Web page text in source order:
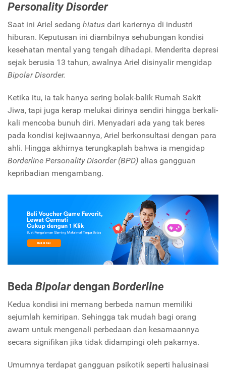
Personality Disorder
Saat ini Ariel sedang hiatus dari kariernya di industri
hiburan. Keputusan ini diambilnya sehubungan kondisi
kesehatan mental yang tengah dihadapi. Menderita depresi
sejak berusia 13 tahun, awalnya Ariel disinyalir mengidap
Bipolar Disorder.
Ketika itu, ia tak hanya sering bolak-balik Rumah Sakit
Jiwa, tapi juga kerap melukai dirinya sendiri hingga berkali-
kali mencoba bunuh diri. Menyadari ada yang tak beres
pada kondisi kejiwaannya, Ariel berkonsultasi dengan para
ahli. Hingga akhirnya terungkaplah bahwa ia mengidap
Borderline Personality Disorder (BPD) alias gangguan
kepribadian mengambang.
Beda BipolardenganBorderline
Kedua kondisi ini memang berbeda namun memiliki
sejumlah kemiripan. Sehingga tak mudah bagi orang
awam untuk mengenali perbedaan dan kesamaannya
secara signifikan jika tidak didampingi oleh pakarnya.
Umumnya terdapat gangguan psikotik seperti halusinasi